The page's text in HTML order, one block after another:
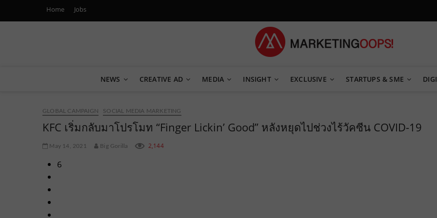
Home Jobs
Marketing Oops!
NEWS CREATIVE AD MEDIA INSIGHT EXCLUSIVE STARTUPS & SME
GLOBAL CAMPAIGN SOCIAL MEDIA MARKETING
KFC เริ่มกลับมาโปรโมท “Finger Lickin’ Good” หลังหยุดไปช่วงไร้วัคซีน COVID-19
May 14, 2021 Big Gorilla 2,144
6